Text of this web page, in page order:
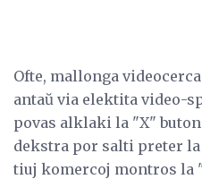
Ofte, mallonga
antaŭ via elektita video-
povas alklaki la "X"
dekstra por salti preter
tiuj komercoj montros la